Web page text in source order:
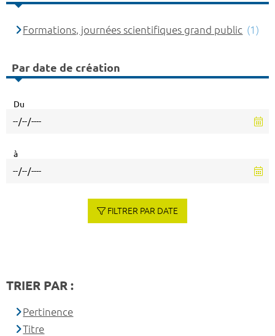
Formations, journées scientifiques grand public (1)
Par date de création
Du
à
FILTRER PAR DATE
TRIER PAR :
Pertinence
Titre